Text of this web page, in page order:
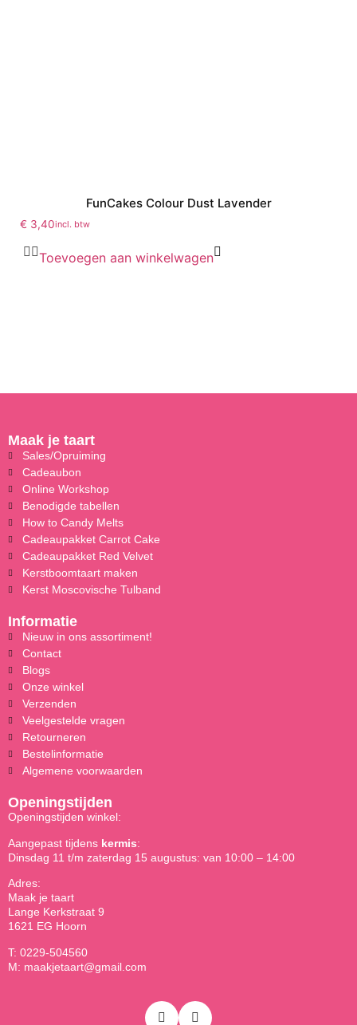
FunCakes Colour Dust Lavender
€ 3,40incl. btw
Toevoegen aan winkelwagen
Maak je taart
Sales/Opruiming
Cadeaubon
Online Workshop
Benodigde tabellen
How to Candy Melts
Cadeaupakket Carrot Cake
Cadeaupakket Red Velvet
Kerstboomtaart maken
Kerst Moscovische Tulband
Informatie
Nieuw in ons assortiment!
Contact
Blogs
Onze winkel
Verzenden
Veelgestelde vragen
Retourneren
Bestelinformatie
Algemene voorwaarden
Openingstijden
Openingstijden winkel:
Aangepast tijdens kermis:
Dinsdag 11 t/m zaterdag 15 augustus: van 10:00 – 14:00
Adres:
Maak je taart
Lange Kerkstraat 9
1621 EG Hoorn
T: 0229-504560
M: maakjetaart@gmail.com